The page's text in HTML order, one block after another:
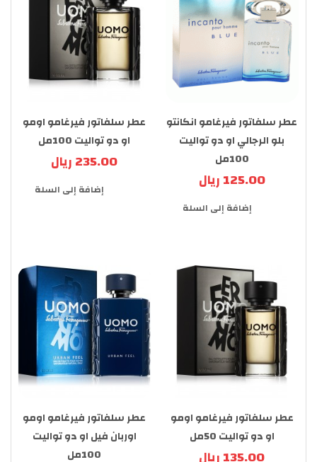
عطر سلفاتور فيرغامو انكانتو
بلو الرجالي او دو تواليت
100مل
125.00 ريال
إضافة إلى السلة
عطر سلفاتور فيرغامو اومو
او دو تواليت 100مل
235.00 ريال
إضافة إلى السلة
عطر سلفاتور فيرغامو اومو
او دو تواليت 50مل
عطر سلفاتور فيرغامو اومو
اوربان فيل او دو تواليت
100مل